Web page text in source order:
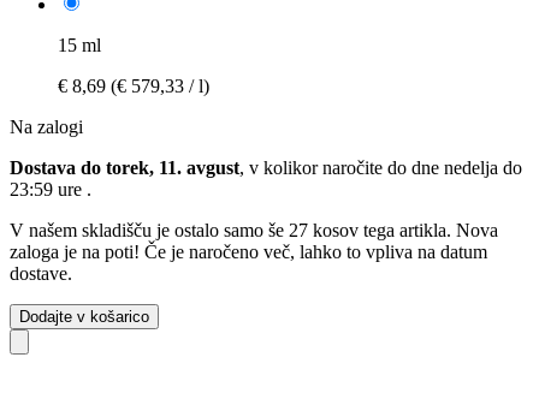
15 ml
€ 8,69 (€ 579,33 / l)
Na zalogi
Dostava do torek, 11. avgust, v kolikor naročite do dne nedelja do
23:59 ure .
V našem skladišču je ostalo samo še 27 kosov tega artikla. Nova
zaloga je na poti! Če je naročeno več, lahko to vpliva na datum
dostave.
Dodajte v košarico